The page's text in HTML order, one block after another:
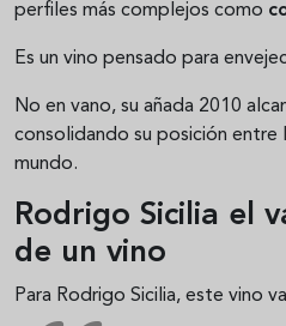
perfiles más complejos como
Es un vino pensado para
No en vano, su añada 2010
consolidando su posición entre
mundo.
Rodrigo Sicilia el
de un vino
Para Rodrigo Sicilia, este vino